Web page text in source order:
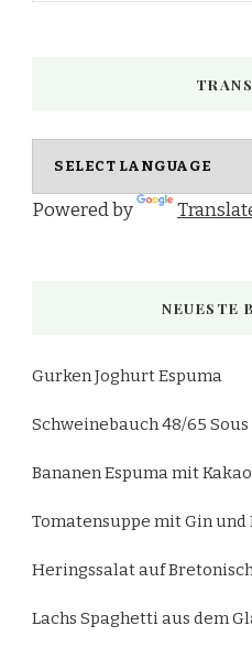
Powered by
NEUESTE
Gurken Joghurt Espuma
Schweinebauch 48/65 Sous
Bananen Espuma mit
Tomatensuppe mit Gin und
Heringssalat auf
Lachs Spaghetti aus dem